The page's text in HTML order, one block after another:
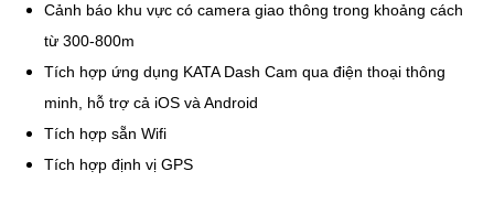
Cảnh báo khu vực có camera giao thông trong khoảng cách
từ 300-800m
Tích hợp ứng dụng KATA Dash Cam qua điện thoại thông
minh, hỗ trợ cả iOS và Android
Tích hợp sẵn Wifi
Tích hợp định vị GPS